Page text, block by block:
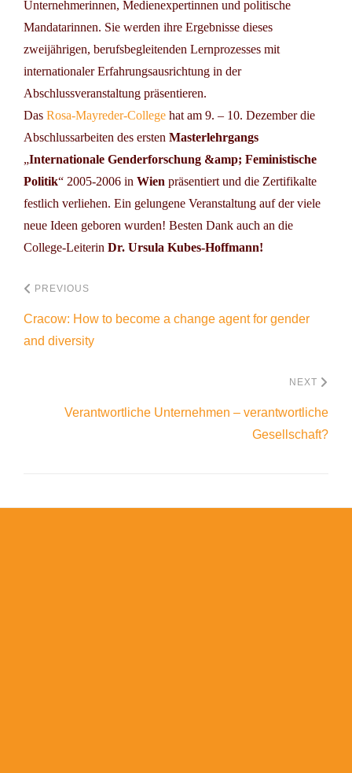
Unternehmerinnen, Medienexpertinnen und politische
Mandatarinnen. Sie werden ihre Ergebnisse dieses
zweijährigen, berufsbegleitenden Lernprozesses mit
internationaler Erfahrungsausrichtung in der
Abschlussveranstaltung präsentieren.
Das Rosa-Mayreder-College hat am 9. – 10. Dezember die
Abschlussarbeiten des ersten Masterlehrgangs
„Internationale Genderforschung &amp; Feministische
Politik“ 2005-2006 in Wien präsentiert und die Zertifikalte
festlich verliehen. Ein gelungene Veranstaltung auf der viele
neue Ideen geboren wurden! Besten Dank auch an die
College-Leiterin Dr. Ursula Kubes-Hoffmann!
PREVIOUS
Cracow: How to become a change agent for gender
and diversity
NEXT
Verantwortliche Unternehmen – verantwortliche
Gesellschaft?